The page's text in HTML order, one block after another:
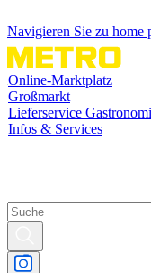
Navigieren Sie zu home
Online-Marktplatz
Großmarkt
Lieferservice
Infos & Services